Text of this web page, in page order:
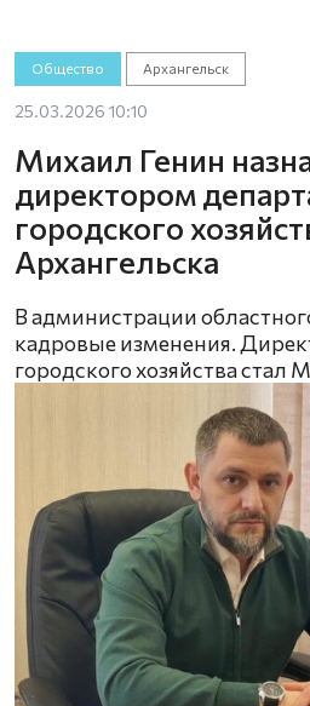
Общество Архангельск
25.03.2026 10:10
Михаил Генин
директором
городского
Архангельска
В администрации
кадровые изменения.
городского хозяйства стал